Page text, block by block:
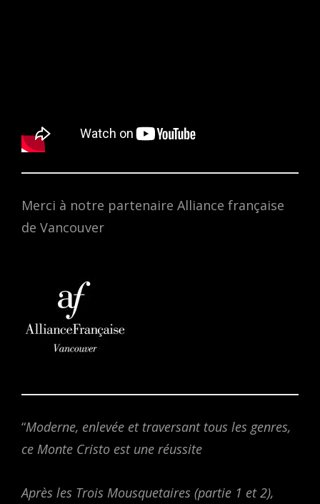
Merci à notre partenaire Alliance française
de Vancouver
“Moderne, enlevée et traversant tous les genres,
ce Monte Cristo est une réussite
Après les Trois Mousquetaires (partie 1 et 2),